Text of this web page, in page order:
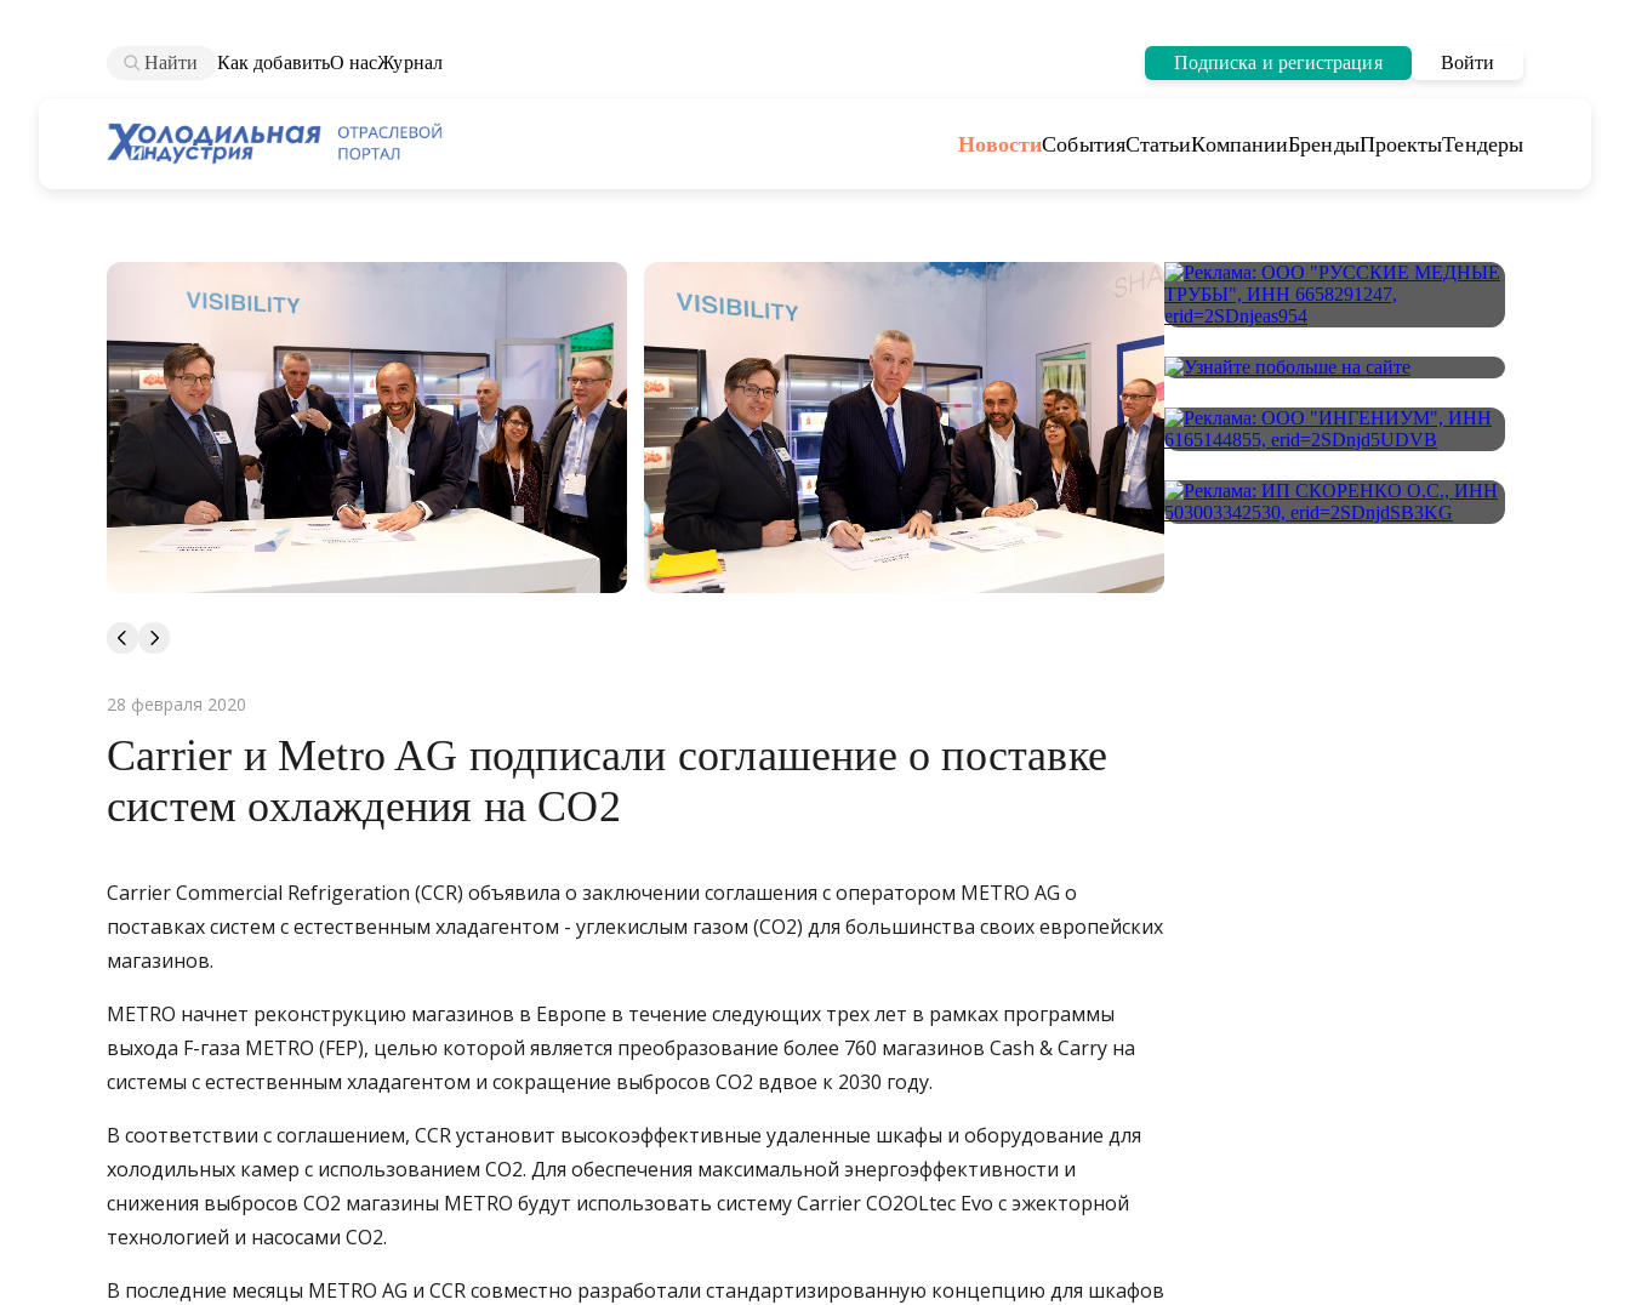
Найти Как добавитьО насЖурнал Подписка и регистрация Войти
НовостиСобытияСтатьиКомпанииБрендыПроектыТендеры
28 февраля 2020
Carrier и Metro AG подписали соглашение о поставке
систем охлаждения на CO2
Carrier Commercial Refrigeration (CCR) объявила о заключении соглашения с оператором METRO AG о
поставках систем с естественным хладагентом - углекислым газом (CO2) для большинства своих европейских
магазинов.
METRO начнет реконструкцию магазинов в Европе в течение следующих трех лет в рамках программы
выхода F-газа METRO (FEP), целью которой является преобразование более 760 магазинов Cash & Carry на
системы с естественным хладагентом и сокращение выбросов CO2 вдвое к 2030 году.
В соответствии с соглашением, CCR установит высокоэффективные удаленные шкафы и оборудование для
холодильных камер с использованием CO2. Для обеспечения максимальной энергоэффективности и
снижения выбросов CO2 магазины METRO будут использовать систему Carrier CO2OLtec Evo с эжекторной
технологией и насосами CO2.
В последние месяцы METRO AG и CCR совместно разработали стандартизированную концепцию для шкафов